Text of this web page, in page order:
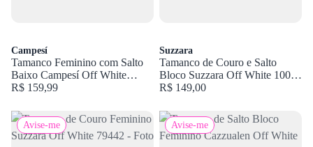
Campesí
Tamanco Feminino com Salto
Baixo Campesí Off White
L8806
R$ 159,99
Suzzara
Tamanco de Couro e Salto
Bloco Suzzara Off White 1000-
1786
R$ 149,00
Avise-me Avise-me